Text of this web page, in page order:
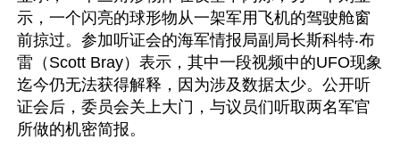
示，一个闪亮的球形物从一架军用飞机的驾驶舱窗
前掠过。参加听证会的海军情报局副局长斯科特‧布
雷（Scott Bray）表示，其中一段视频中的UFO现象
迄今仍无法获得解释，因为涉及数据太少。公开听
证会后，委员会关上大门，与议员们听取两名军官
所做的机密简报。